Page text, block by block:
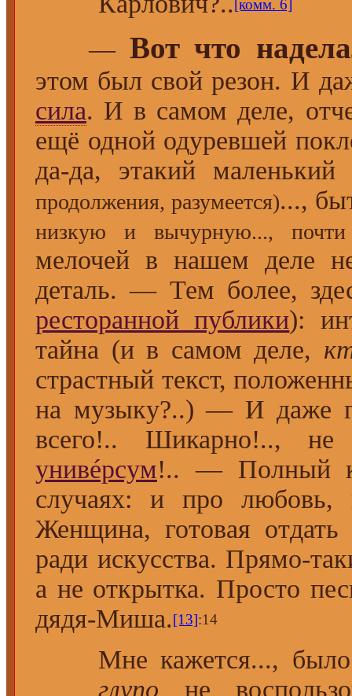
[комм. 6]
— Вот что
этом был свой резон. И
сила. И в самом деле,
ещё одной одуревшей
да-да, этакий
продолжения, разумеется)...,
низкую и вычурную...,
мелочей в нашем деле
деталь. — Тем более,
ресторанной публики):
тайна (и в самом деле,
страстный текст,
на музыку?..) — И даже
всего!.. Шикарно!.., не
унивéрсум!.. — Полный
случаях: и про
Женщина, готовая
ради искусства. Прямо-
а не открытка. Просто
дядя-Миша.[13]:14
Мне кажется...,
глупо не